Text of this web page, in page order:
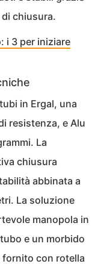
chiusura.
i 3 per iniziare
in Ergal, una
resistenza, e Alu
La
chiusura
abbinata a
La soluzione
manopola in
e un morbido
fornito con rotella